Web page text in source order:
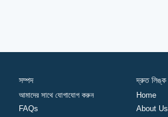
সম্পদ
আমাদের সাথে যোগাযোগ করুন
FAQs
দ্রুত লিঙ্ক
Home
About Us